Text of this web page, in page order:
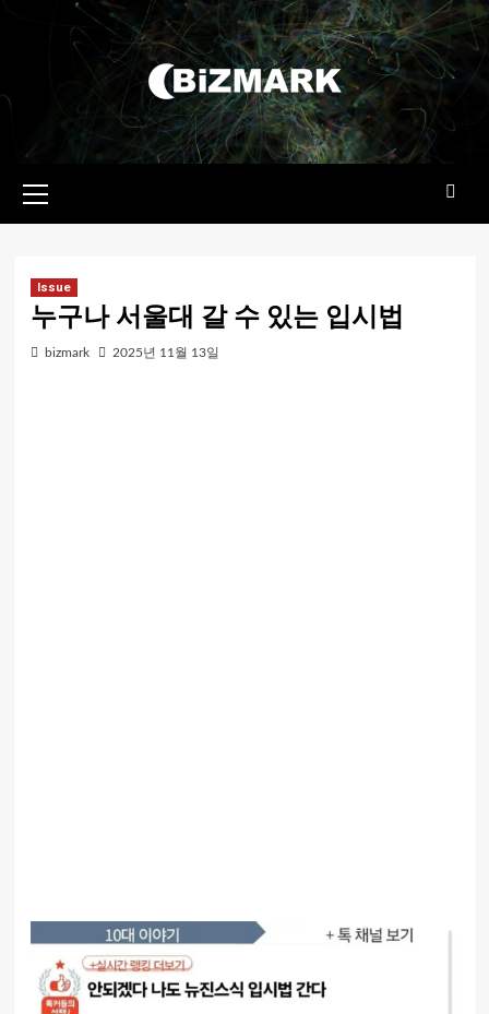
메뉴
Issue
누구나 서울대 갈 수 있는 입시법
bizmark 2025년 11월 13일